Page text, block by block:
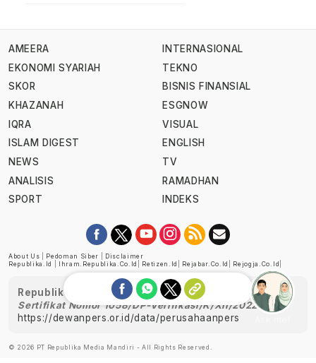
AMEERA
EKONOMI SYARIAH
SKOR
KHAZANAH
IQRA
ISLAM DIGEST
NEWS
ANALISIS
SPORT
INTERNASIONAL
TEKNO
BISNIS FINANSIAL
ESGNOW
VISUAL
ENGLISH
TV
RAMADHAN
INDEKS
About Us Pedoman Siber
Disclaimer
Republika.id
Ihram.republika.co.id Retizen.id Rejabar.co.id Rejogja.co.id
Republika telah diverifikasi oleh Dewan Pers
Sertifikat Nomor 1058/DP-Verifikasi/K/XII/2022
https://dewanpers.or.id/data/perusahaanpers
© 2026 PT Republika Media Mandiri - All Rights Reserved.